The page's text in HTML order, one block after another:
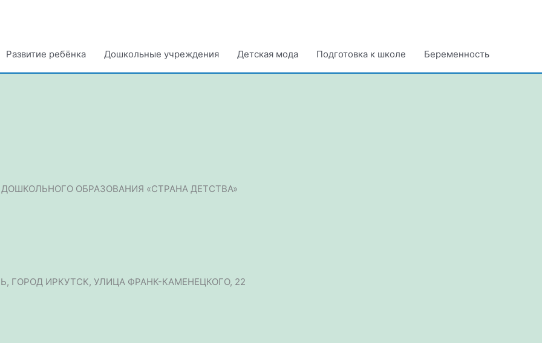
Развитие ребёнка Дошкольные учреждения Детская мода Подготовка к школе Беременность
ОБРАЗОВАНИЯ «СТРАНА ДЕТСТВА»
ГОРОД ИРКУТСК, УЛИЦА ФРАНК-КАМЕНЕЦКОГО, 22